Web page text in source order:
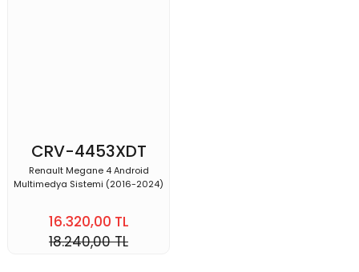
CRV-4453XDT
Renault Megane 4 Android
Multimedya Sistemi (2016-2024)
16.320,00 TL
18.240,00 TL